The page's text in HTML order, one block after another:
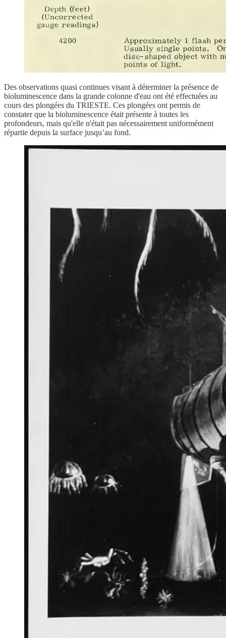
Des observations quasi continues visant à déterminer la présence de
bioluminescence dans la grande colonne d'eau ont été effectuées au
cours des plongées du TRIESTE. Ces plongées ont permis de
constater que la bioluminescence était présente à toutes les
profondeurs, mais qu'elle n'était pas nécessairement uniformément
répartie depuis la surface jusqu’au fond.